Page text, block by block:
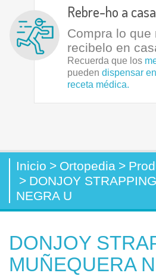
Rebre-ho a casa
Compra lo que
recibelo en
Recuerda que los
pueden dispensar
receta médica.
Inicio > Ortopedia >
> DONJOY
NEGRA U
DONJOY
MUÑEQUERA